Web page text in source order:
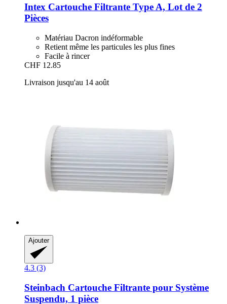
Intex Cartouche Filtrante Type A, Lot de 2
Pièces
Matériau Dacron indéformable
Retient même les particules les plus fines
Facile à rincer
CHF 12.85
Livraison jusqu'au 14 août
Ajouter
4.3 (3)
Steinbach Cartouche Filtrante pour Système
Suspendu, 1 pièce